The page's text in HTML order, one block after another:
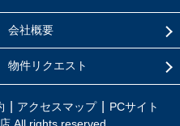
会社概要
物件リクエスト
アクセスマップ
PCサイト